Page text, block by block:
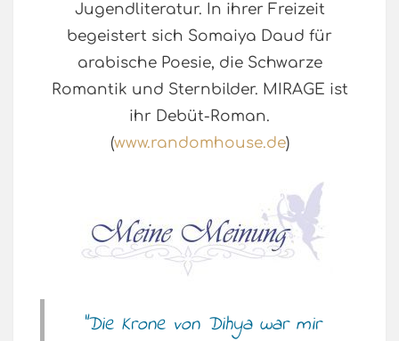
Jugendliteratur. In ihrer Freizeit
begeistert sich Somaiya Daud für
arabische Poesie, die Schwarze
Romantik und Sternbilder. MIRAGE ist
ihr Debüt-Roman.
(www.randomhouse.de)
“Die Krone von Dihya war mir